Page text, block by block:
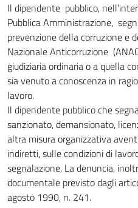
Il dipendente pubblico,
Pubblica Amministrazione,
prevenzione della corruzione e
Nazionale Anticorruzione
giudiziaria ordinaria o a quella
sia venuto a conoscenza in
lavoro.
Il dipendente pubblico che
sanzionato, demansionato,
altra misura organizzativa
indiretti, sulle condizioni di
segnalazione. La denuncia,
documentale previsto dagli
agosto 1990, n. 241.